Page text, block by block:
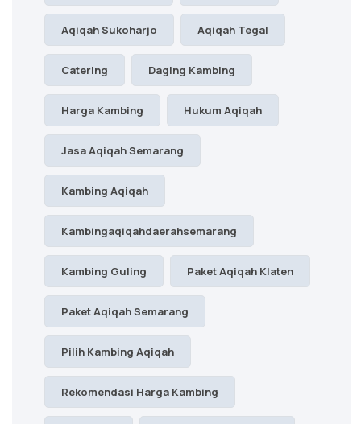
Aqiqah Sukoharjo Aqiqah Tegal
Catering Daging Kambing
Harga Kambing Hukum Aqiqah
Jasa Aqiqah Semarang
Kambing Aqiqah
Kambingaqiqahdaerahsemarang
Kambing Guling Paket Aqiqah Klaten
Paket Aqiqah Semarang
Pilih Kambing Aqiqah
Rekomendasi Harga Kambing